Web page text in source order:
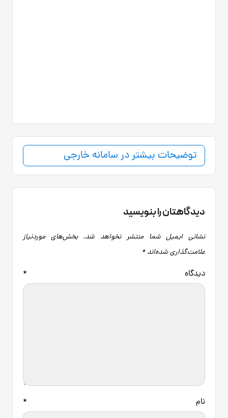
توضیحات بیشتر در سامانه خارجی
دیدگاهتان را بنویسید
نشانی ایمیل شما منتشر نخواهد شد. بخش‌های موردنیاز
علامت‌گذاری شده‌اند*
دیدگاه *
نام *